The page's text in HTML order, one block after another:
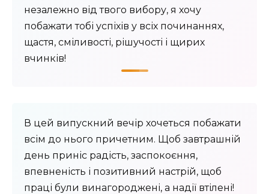
незалежно від твого вибору, я хочу
побажати тобі успіхів у всіх починаннях,
щастя, сміливості, рішучості і щирих
вчинків!
В цей випускний вечір хочеться побажати
всім до нього причетним. Щоб завтрашній
день приніс радість, заспокоєння,
впевненість і позитивний настрій, щоб
праці були винагороджені, а надії втілені!